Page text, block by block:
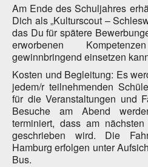
Am Ende des Schuljahres
Dich als „Kulturscout –
das Du für spätere
erworbenen
gewinnbringend einsetzen
Kosten und Begleitung: Es
jedem/r teilnehmenden
für die Veranstaltungen und
Besuche am Abend
terminiert, dass am
geschrieben wird. Die
Hamburg erfolgen unter
Bus.